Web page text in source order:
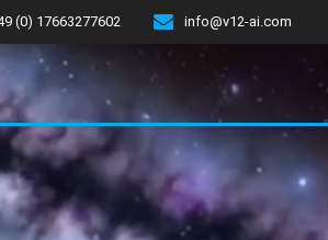
(0) 17663277602 info@v12-ai.com